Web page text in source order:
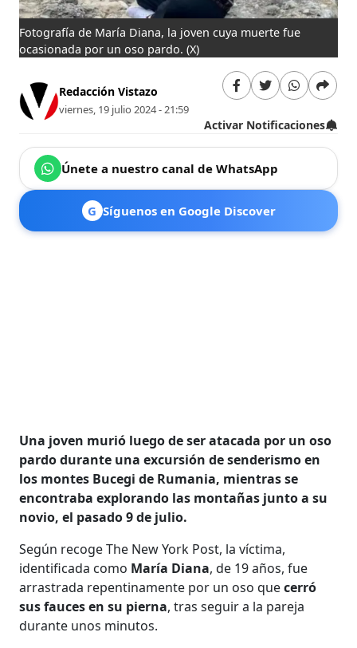
Fotografía de María Diana, la joven cuya muerte fue
ocasionada por un oso pardo. (X)
Redacción Vistazo
viernes, 19 julio 2024 - 21:59
Activar Notificaciones
Únete a nuestro canal de WhatsApp
G Síguenos en Google Discover
Una joven murió luego de ser atacada por un oso
pardo durante una excursión de senderismo en
los montes Bucegi de Rumania, mientras se
encontraba explorando las montañas junto a su
novio, el pasado 9 de julio.
Según recoge The New York Post, la víctima,
identificada como María Diana, de 19 años, fue
arrastrada repentinamente por un oso quecerró
sus fauces en su pierna, tras seguir a la pareja
durante unos minutos.